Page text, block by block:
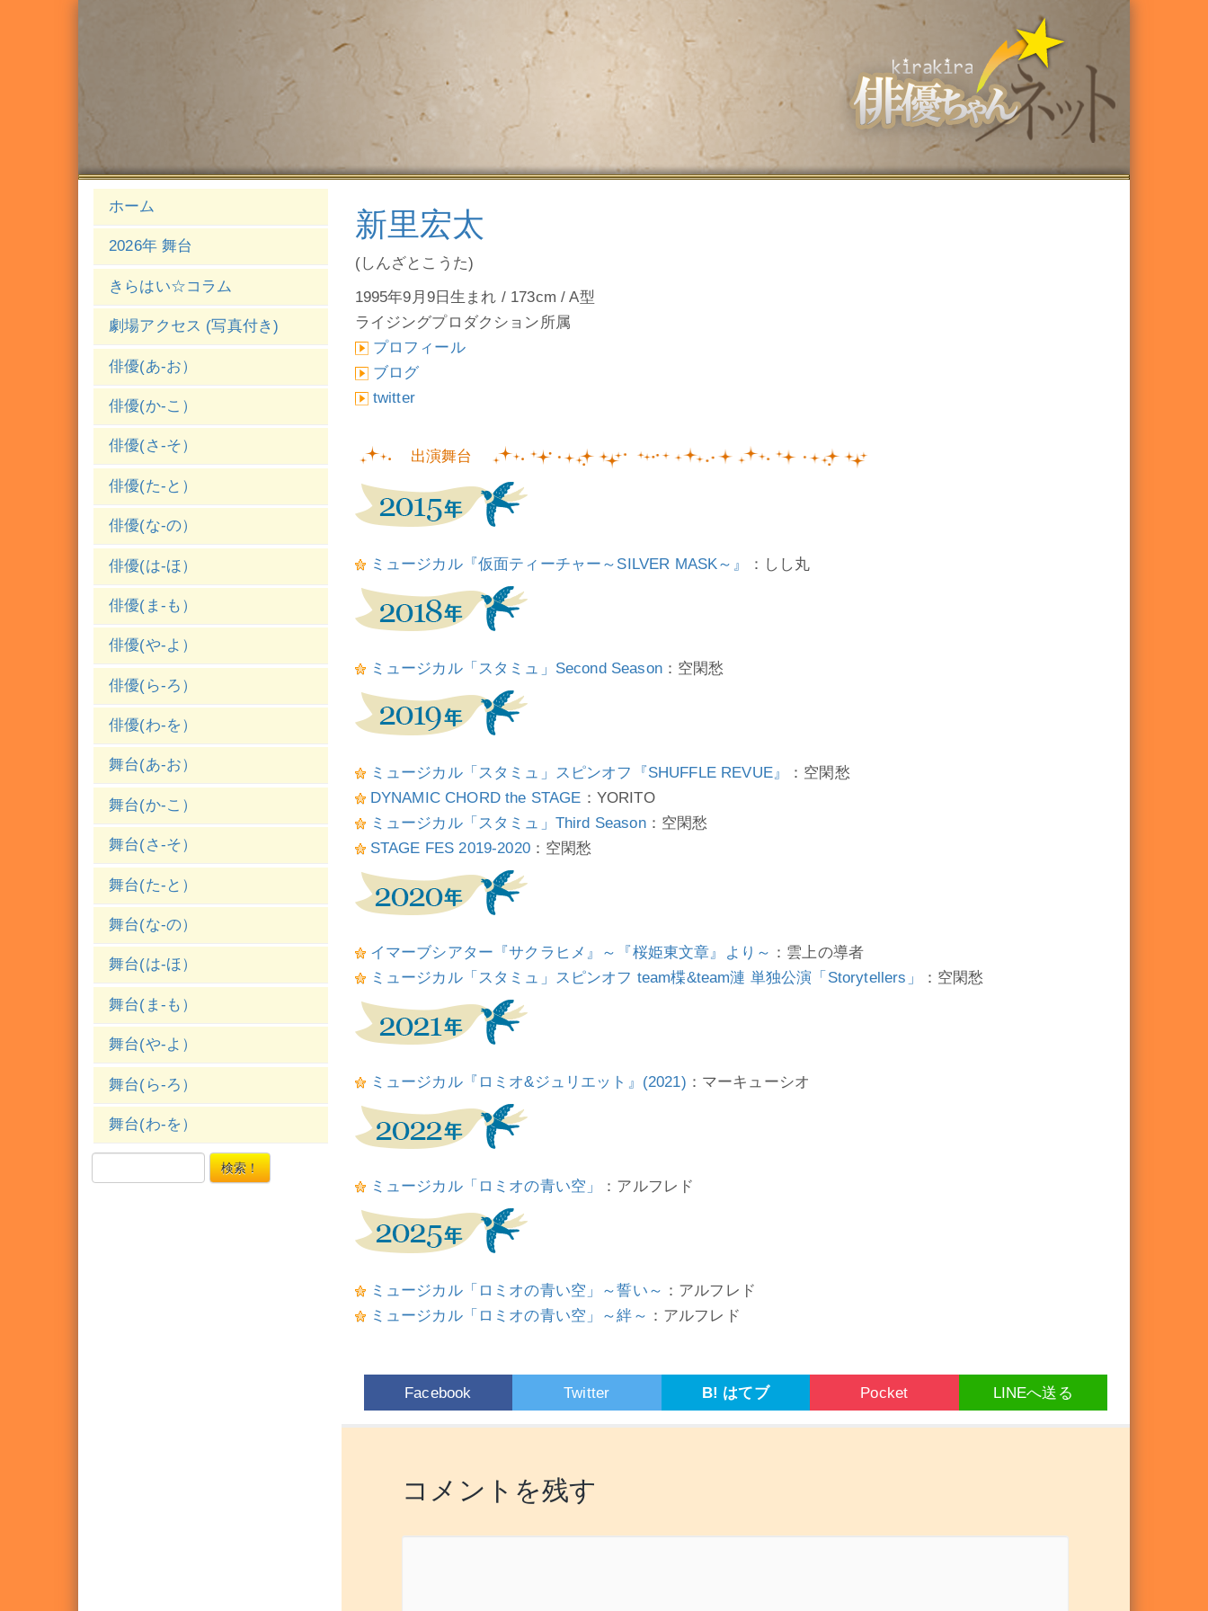
新里宏太
(しんざとこうた)
1995年9月9日生まれ / 173cm / A型
ライジングプロダクション所属
プロフィール
ブログ
twitter
出演舞台
ミュージカル『仮面ティーチャー～SILVER MASK～』 ：しし丸
ミュージカル「スタミュ」Second Season：空閑愁
ミュージカル「スタミュ」スピンオフ『SHUFFLE REVUE』
：空閑愁
DYNAMIC CHORD the STAGE ：YORITO
ミュージカル「スタミュ」Third Season：空閑愁
STAGE FES 2019-2020：空閑愁
イマーブシアター『サクラヒメ』～『桜姫東文章』より～ ：雲上の導者
ミュージカル「スタミュ」スピンオフ team楪&team漣 単独公演「Storytellers」
：空閑愁
ミュージカル『ロミオ&ジュリエット』(2021) ：マーキューシオ
ミュージカル「ロミオの青い空」 ：アルフレド
ミュージカル「ロミオの青い空」～誓い～ ：アルフレド
ミュージカル「ロミオの青い空」～絆～ ：アルフレド
Facebook Twitter B! はてブ Pocket LINEへ送る
コメントを残す
ホーム
2026年 舞台
きらはい☆コラム
劇場アクセス (写真付き)
俳優(あ-お）
俳優(か-こ）
俳優(さ-そ）
俳優(た-と）
俳優(な-の）
俳優(は-ほ）
俳優(ま-も）
俳優(や-よ）
俳優(ら-ろ）
俳優(わ-を）
舞台(あ-お）
舞台(か-こ）
舞台(さ-そ）
舞台(た-と）
舞台(な-の）
舞台(は-ほ）
舞台(ま-も）
舞台(や-よ）
舞台(ら-ろ）
舞台(わ-を）
検索！